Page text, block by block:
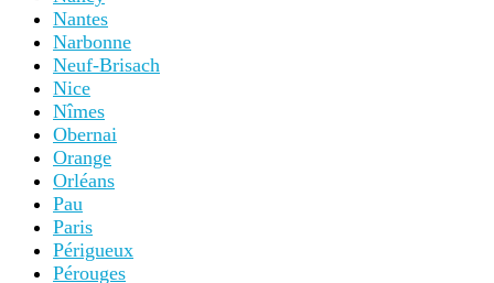
Nantes
Narbonne
Neuf-Brisach
Nice
Nîmes
Obernai
Orange
Orléans
Pau
Paris
Périgueux
Pérouges